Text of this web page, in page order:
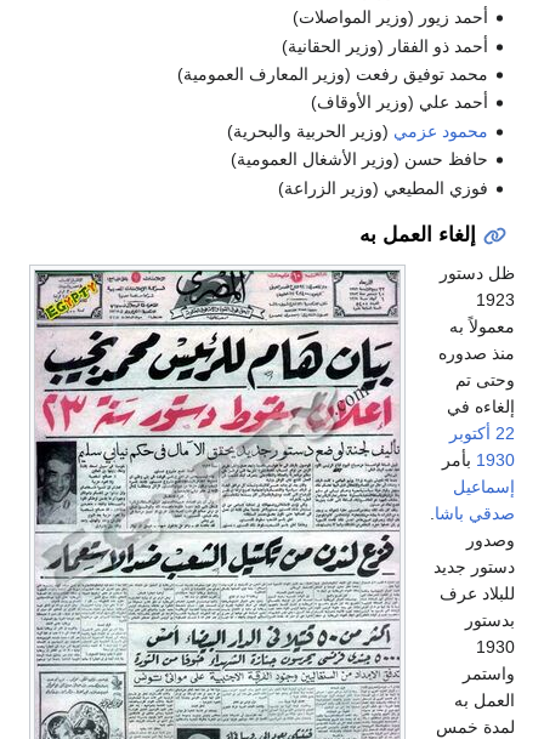
أحمد زيور (وزير المواصلات)
أحمد ذو الفقار (وزير الحقانية)
محمد توفيق رفعت (وزير المعارف العمومية)
أحمد علي (وزير الأوقاف)
محمود عزمي (وزير الحربية والبحرية)
حافظ حسن (وزير الأشغال العمومية)
فوزي المطيعي (وزير الزراعة)
إلغاء العمل به
ظل دستور
1923
معمولاً به
منذ صدوره
وحتى تم
إلغاءه في
22 أكتوبر
1930 بأمر
إسماعيل
صدقي باشا
وصدور
دستور جديد
للبلاد عرف
بدستور
1930
واستمر
العمل به
لمدة خمس